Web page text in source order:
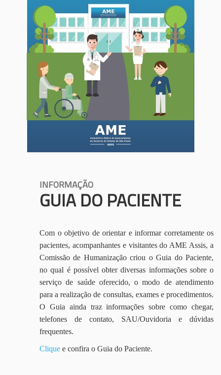
INFORMAÇÃO
GUIA DO PACIENTE
Com o objetivo de orientar e informar corretamente os
pacientes, acompanhantes e visitantes do AME Assis, a
Comissão de Humanização criou o Guia do Paciente,
no qual é possível obter diversas informações sobre o
serviço de saúde oferecido, o modo de atendimento
para a realização de consultas, exames e procedimentos.
O Guia ainda traz informações sobre como chegar,
telefones de contato, SAU/Ouvidoria e dúvidas
frequentes.
Clique e confira o Guia do Paciente.